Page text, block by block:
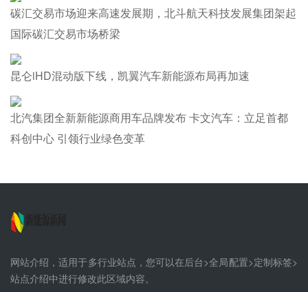
碳汇交易市场迎来高速发展期，北斗航天科技发展集团架起
国际碳汇交易市场桥梁
昆仑iHD混动版下线，凯翼汽车新能源布局再加速
北汽集团全新新能源商用车品牌发布 卡文汽车：立足首都
科创中心 引领行业绿色变革
网站介绍，适用于多行业站点，您可以在后台>全局配置>定制标签>
站点介绍中进行修改此区域内容。